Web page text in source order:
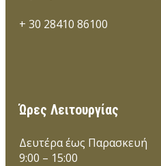
+ 30 28410 86100
Ώρες Λειτουργίας
Δευτέρα έως Παρασκευή
9:00 – 15:00